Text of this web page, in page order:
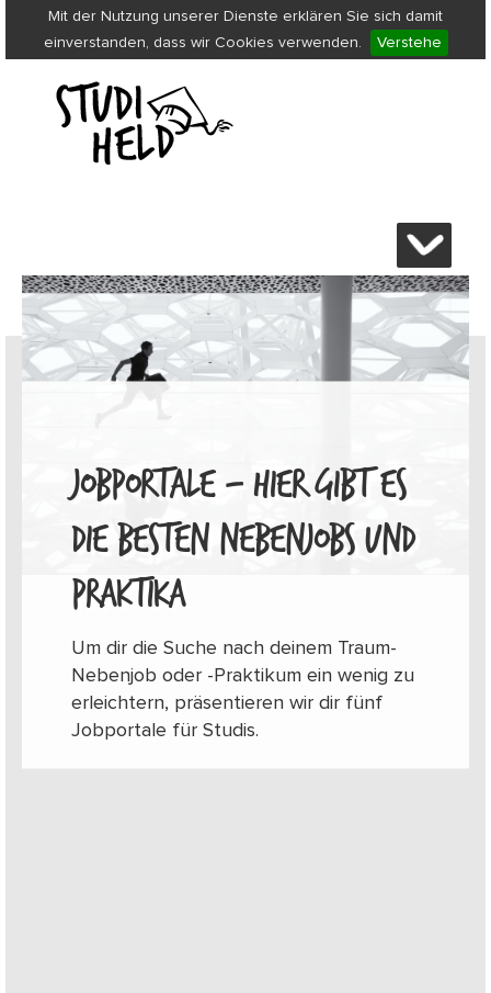
Mit der Nutzung unserer Dienste erklären Sie sich damit
einverstanden, dass wir Cookies verwenden.
Verstehe
JOBPORTALE – HIER GIBT ES
DIE BESTEN NEBENJOBS UND
PRAKTIKA
Um dir die Suche nach deinem Traum-
Nebenjob oder -Praktikum ein wenig zu
erleichtern, präsentieren wir dir fünf
Jobportale für Studis.